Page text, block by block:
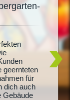
geernteten
für
dich auch
Gebäude
Du
dich
und